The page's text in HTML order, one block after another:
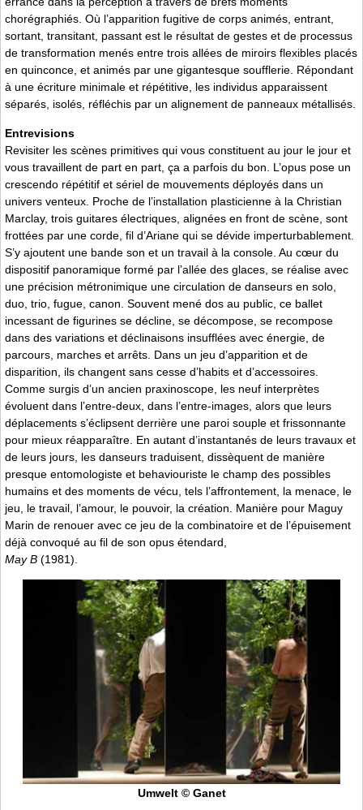
chorégraphiés. Où l’apparition fugitive de corps animés, entrant,
sortant, transitant, passant est le résultat de gestes et de processus
de transformation menés entre trois allées de miroirs flexibles placés
en quinconce, et animés par une gigantesque soufflerie. Répondant
à une écriture minimale et répétitive, les individus apparaissent
séparés, isolés, réfléchis par un alignement de panneaux métallisés.
Entrevisions
Revisiter les scènes primitives qui vous constituent au jour le jour et
vous travaillent de part en part, ça a parfois du bon. L’opus pose un
crescendo répétitif et sériel de mouvements déployés dans un
univers venteux. Proche de l’installation plasticienne à la Christian
Marclay, trois guitares électriques, alignées en front de scène, sont
frottées par une corde, fil d’Ariane qui se dévide imperturbablement.
S’y ajoutent une bande son et un travail à la console. Au cœur du
dispositif panoramique formé par l’allée des glaces, se réalise avec
une précision métronimique une circulation de danseurs en solo,
duo, trio, fugue, canon. Souvent mené dos au public, ce ballet
incessant de figurines se décline, se décompose, se recompose
dans des variations et déclinaisons insufflées avec énergie, de
parcours, marches et arrêts. Dans un jeu d’apparition et de
disparition, ils changent sans cesse d’habits et d’accessoires.
Comme surgis d’un ancien praxinoscope, les neuf interprètes
évoluent dans l’entre-deux, dans l’entre-images, alors que leurs
déplacements s’éclipsent derrière une paroi souple et frissonnante
pour mieux réapparaître. En autant d’instantanés de leurs travaux et
de leurs jours, les danseurs traduisent, dissèquent de manière
presque entomologiste et behaviouriste le champ des possibles
humains et des moments de vécu, tels l’affrontement, la menace, le
jeu, le travail, l’amour, le pouvoir, la création. Manière pour Maguy
Marin de renouer avec ce jeu de la combinatoire et de l’épuisement
déjà convoqué au fil de son opus étendard,
May B (1981).
Umwelt © Ganet